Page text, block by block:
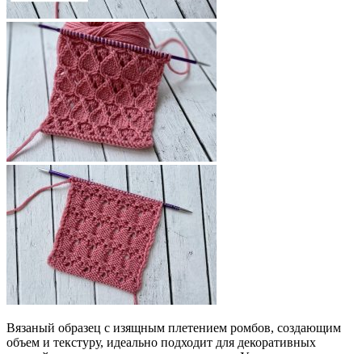
Вязаный образец с изящным плетением ромбов, создающим
объем и текстуру, идеально подходит для декоративных